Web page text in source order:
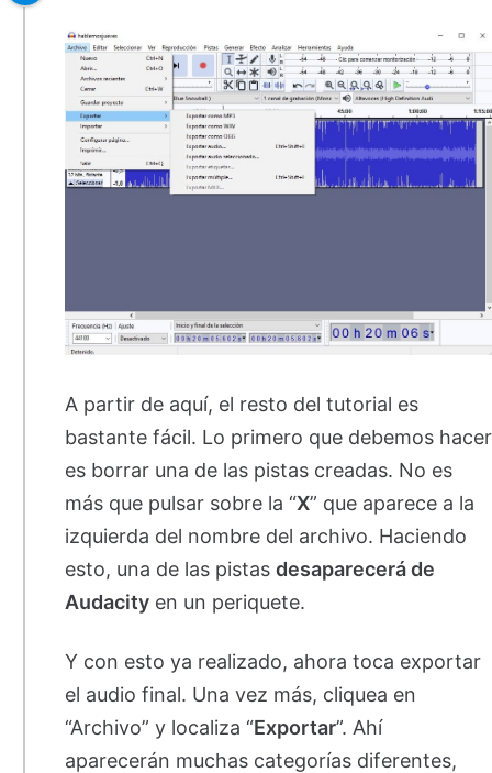
A partir de aquí, el resto del tutorial es
bastante fácil. Lo primero que debemos hacer
es borrar una de las pistas creadas. No es
más que pulsar sobre la “X” que aparece a la
izquierda del nombre del archivo. Haciendo
esto, una de las pistas desaparecerá de
Audacity en un periquete.
Y con esto ya realizado, ahora toca exportar
el audio final. Una vez más, cliquea en
“Archivo” y localiza “Exportar”. Ahí
aparecerán muchas categorías diferentes,